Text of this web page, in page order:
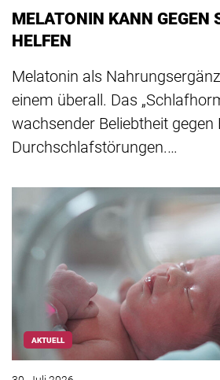
MELATONIN KANN GEGEN
HELFEN
Melatonin als
einem überall. Das
wachsender Beliebtheit gegen
Durchschlafstörungen.…
AKTUELL